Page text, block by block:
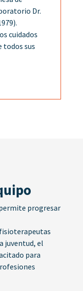
Dr.
cuidados
sus
progresar
juventud, el
para